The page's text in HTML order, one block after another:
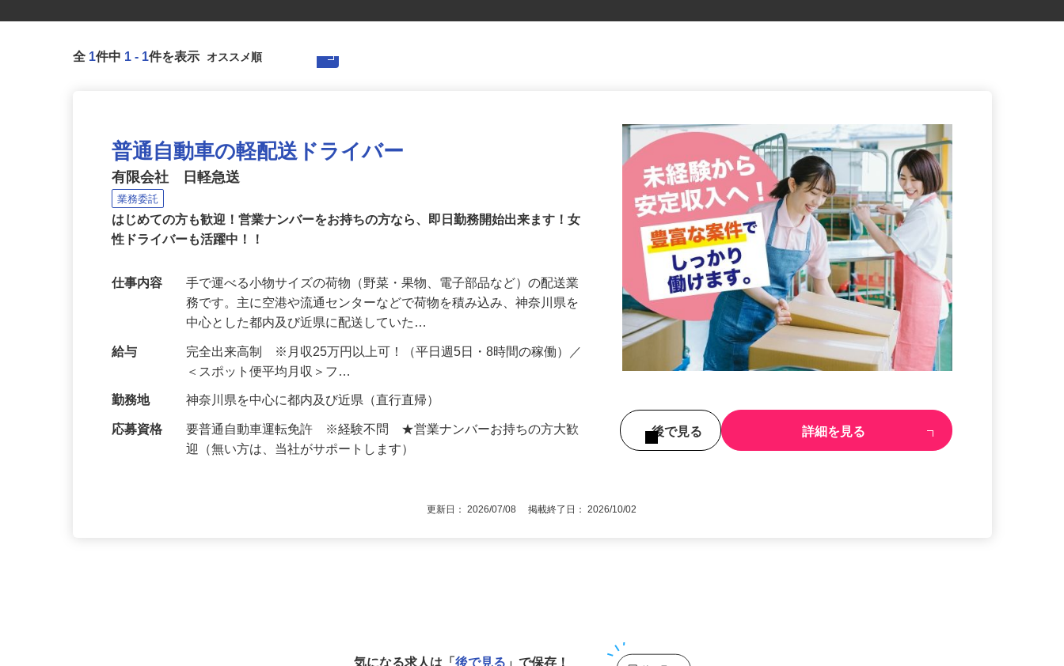
普通自動車の軽配送ドライバー
有限会社 日軽急送
業務委託
はじめての方も歓迎！営業ナンバーをお持ちの方なら、即日勤務開始出来ます！女
手で運べる小物サイズの荷物（野菜・果物、電子部品など）の配送業
務です。主に空港や流通センターなどで荷物を積み込み、神奈川県を
完全出来高制 ※月収25万円以上可！（平日週5日・8時間の稼働）／
勤務地
要普通自動車運転免許 ※経験不問 ★営業ナンバーお持ちの方大歓 後で見る 詳細を見る